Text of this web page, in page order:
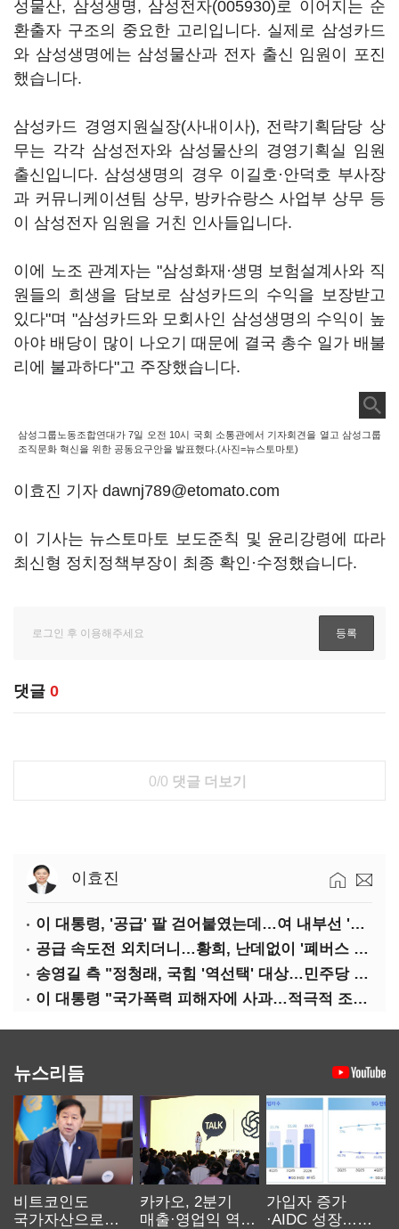
성물산, 삼성생명, 삼성전자(005930)로 이어지는 순
환출자 구조의 중요한 고리입니다. 실제로 삼성카드
와 삼성생명에는 삼성물산과 전자 출신 임원이 포진
했습니다.
삼성카드 경영지원실장(사내이사), 전략기획담당 상
무는 각각 삼성전자와 삼성물산의 경영기획실 임원
출신입니다. 삼성생명의 경우 이길호·안덕호 부사장
과 커뮤니케이션팀 상무, 방카슈랑스 사업부 상무 등
이 삼성전자 임원을 거친 인사들입니다.
이에 노조 관계자는 "삼성화재·생명 보험설계사와 직
원들의 희생을 담보로 삼성카드의 수익을 보장받고
있다"며 "삼성카드와 모회사인 삼성생명의 수익이 높
아야 배당이 많이 나오기 때문에 결국 총수 일가 배불
리에 불과하다"고 주장했습니다.
삼성그룹노동조합연대가 7일 오전 10시 국회 소통관에서 기자회견을 열고 삼성그룹
조직문화 혁신을 위한 공동요구안을 발표했다.(사진=뉴스토마토)
이효진 기자 dawnj789@etomato.com
이 기사는 뉴스토마토 보도준칙 및 윤리강령에 따라
최신형 정치정책부장이 최종 확인·수정했습니다.
댓글 0
0/0 댓글 더보기
이효진
이 대통령, '공급' 팔 걷어붙였는데…여 내부선 '부동산 망언'(종합)
공급 속도전 외치더니…황희, 난데없이 '폐버스 리모델링' 제안
송영길 측 "정청래, 국힘 '역선택' 대상…민주당 대표로 총선 지휘 못해"
이 대통령 "국가폭력 피해자에 사과…적극적 조사로 진실 밝혀야"
뉴스리듬
비트코인도
국가자산으로…'
카카오, 2분기
매출·영업익 역대
가입자 증가
·AIDC 성장…